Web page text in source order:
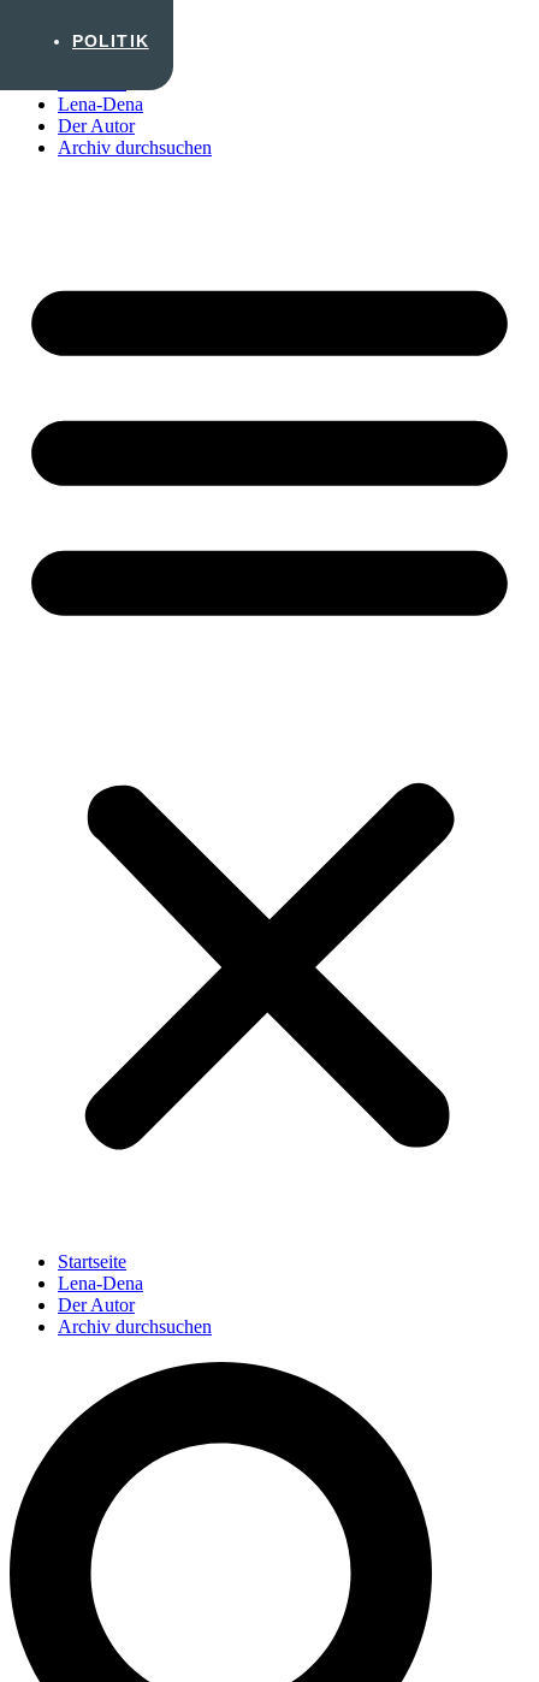
Lena-Dena
Der Autor
Archiv durchsuchen
Startseite
Lena-Dena
Der Autor
Archiv durchsuchen
POLITIK